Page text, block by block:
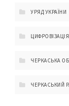
УРЯД УКРАЇНИ
ЦИФРОВІЗАЦІЯ
ЧЕРКАСЬКА
ЧЕРКАСЬКИЙ